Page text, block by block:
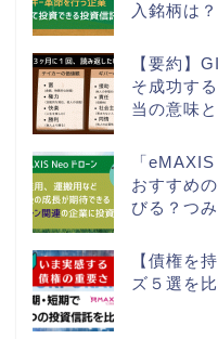
入銘柄は？
【要約】
そ成功す
当の意味と
「
おすすめ
びる？つ
【債権を
ズ５選を